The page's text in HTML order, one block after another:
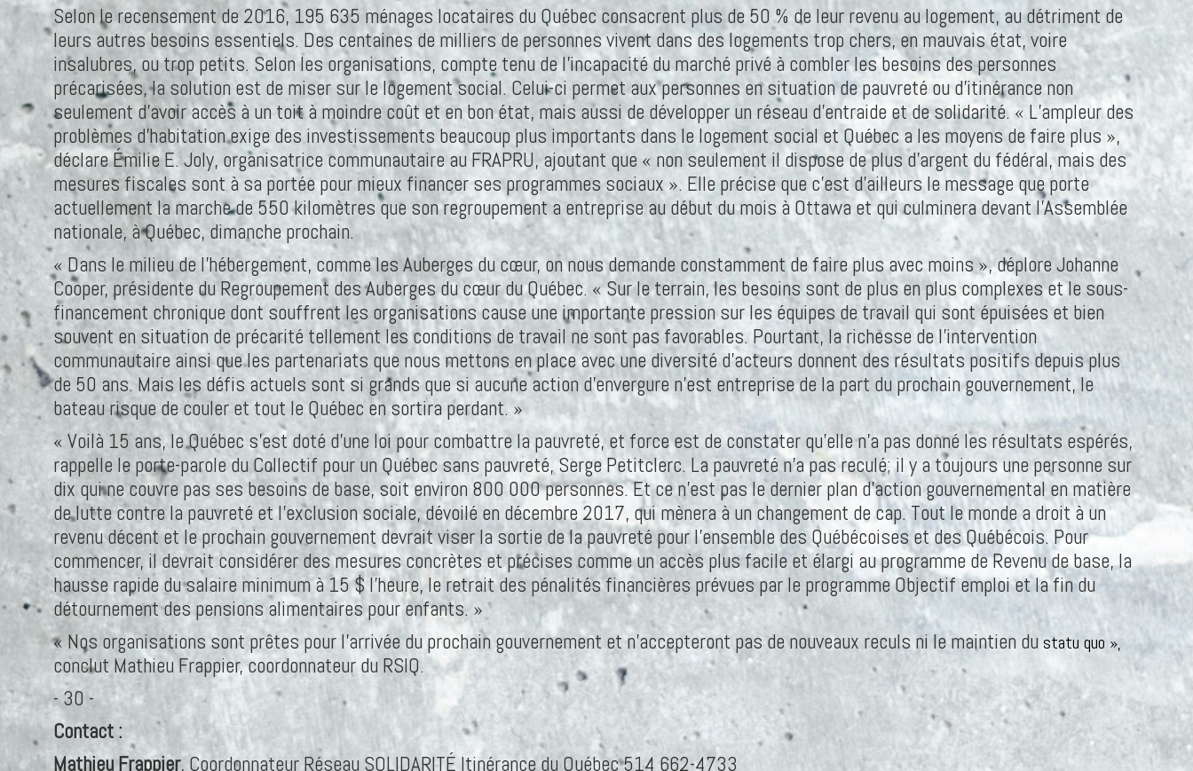
Selon le recensement de 2016, 195 635 ménages locataires du Québec consacrent plus de 50 % de leur revenu au logement, au détriment de
leurs autres besoins essentiels. Des centaines de milliers de personnes vivent dans des logements trop chers, en mauvais état, voire
insalubres, ou trop petits. Selon les organisations, compte tenu de l’incapacité du marché privé à combler les besoins des personnes
précarisées, la solution est de miser sur le logement social. Celui-ci permet aux personnes en situation de pauvreté ou d’itinérance non
seulement d’avoir accès à un toit à moindre coût et en bon état, mais aussi de développer un réseau d’entraide et de solidarité. « L’ampleur des
problèmes d’habitation exige des investissements beaucoup plus importants dans le logement social et Québec a les moyens de faire plus »,
déclare Émilie E. Joly, organisatrice communautaire au FRAPRU, ajoutant que « non seulement il dispose de plus d’argent du fédéral, mais des
mesures fiscales sont à sa portée pour mieux financer ses programmes sociaux ». Elle précise que c’est d’ailleurs le message que porte
actuellement la marche de 550 kilomètres que son regroupement a entreprise au début du mois à Ottawa et qui culminera devant l’Assemblée
nationale, à Québec, dimanche prochain.
« Dans le milieu de l’hébergement, comme les Auberges du cœur, on nous demande constamment de faire plus avec moins », déplore Johanne
Cooper, présidente du Regroupement des Auberges du cœur du Québec. « Sur le terrain, les besoins sont de plus en plus complexes et le sous-
financement chronique dont souffrent les organisations cause une importante pression sur les équipes de travail qui sont épuisées et bien
souvent en situation de précarité tellement les conditions de travail ne sont pas favorables. Pourtant, la richesse de l’intervention
communautaire ainsi que les partenariats que nous mettons en place avec une diversité d’acteurs donnent des résultats positifs depuis plus
de 50 ans. Mais les défis actuels sont si grands que si aucune action d’envergure n’est entreprise de la part du prochain gouvernement, le
bateau risque de couler et tout le Québec en sortira perdant. »
« Voilà 15 ans, le Québec s’est doté d’une loi pour combattre la pauvreté, et force est de constater qu’elle n’a pas donné les résultats espérés,
rappelle le porte-parole du Collectif pour un Québec sans pauvreté, Serge Petitclerc. La pauvreté n’a pas reculé; il y a toujours une personne sur
dix qui ne couvre pas ses besoins de base, soit environ 800 000 personnes. Et ce n’est pas le dernier plan d’action gouvernemental en matière
de lutte contre la pauvreté et l’exclusion sociale, dévoilé en décembre 2017, qui mènera à un changement de cap. Tout le monde a droit à un
revenu décent et le prochain gouvernement devrait viser la sortie de la pauvreté pour l’ensemble des Québécoises et des Québécois. Pour
commencer, il devrait considérer des mesures concrètes et précises comme un accès plus facile et élargi au programme de Revenu de base, la
hausse rapide du salaire minimum à 15 $ l’heure, le retrait des pénalités financières prévues par le programme Objectif emploi et la fin du
détournement des pensions alimentaires pour enfants. »
« Nos organisations sont prêtes pour l’arrivée du prochain gouvernement et n’accepteront pas de nouveaux reculs ni le maintien dustatu quo »,
conclut Mathieu Frappier, coordonnateur du RSIQ.
- 30 -
Contact :
Mathieu Frappier, Coordonnateur Réseau SOLIDARITÉ Itinérance du Québec 514 662-4733